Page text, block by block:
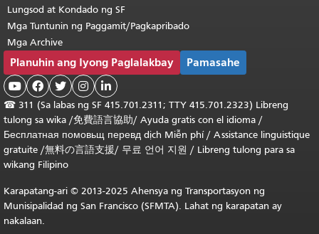
Lungsod at Kondado ng SF
Mga Tuntunin ng Paggamit/Pagkapribado
Mga Archive
Planuhin ang Iyong Paglalakbay Pamasahe
    
☎ 311 (Sa labas ng SF 415.701.2311; TTY 415.701.2323) Libreng
tulong sa wika /免費語言協助/ Ayuda gratis con el idioma /
Бесплатная помовьщ перевд dịch Miễn phí/ Assistance linguistique
gratuite /無料の言語支援/ 무료 언어 지원 / Libreng tulong para sa
wikang Filipino
Karapatang-ari © 2013-2025 Ahensya ng Transportasyon ng
Munisipalidad ng San Francisco (SFMTA). Lahat ng karapatan ay
nakalaan.